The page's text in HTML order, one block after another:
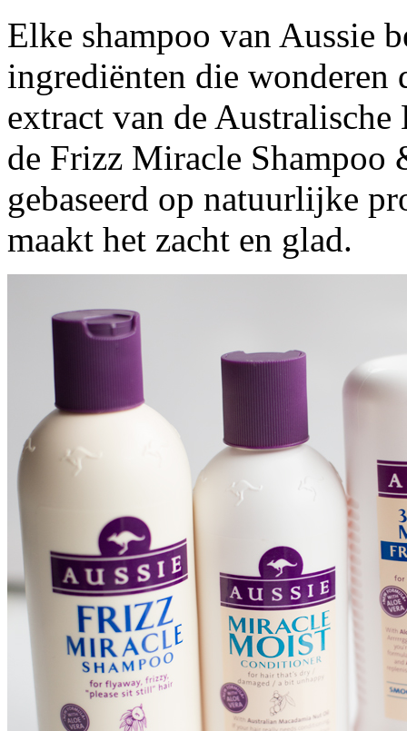
Elke shampoo van Aussie
ingrediënten die wonderen
extract van de
de Frizz Miracle
gebaseerd op natuurlijke
maakt het zacht en glad.